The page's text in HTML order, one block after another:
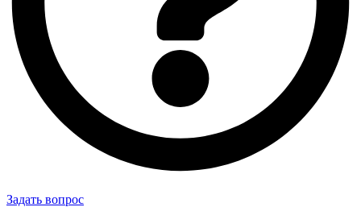
Задать вопрос